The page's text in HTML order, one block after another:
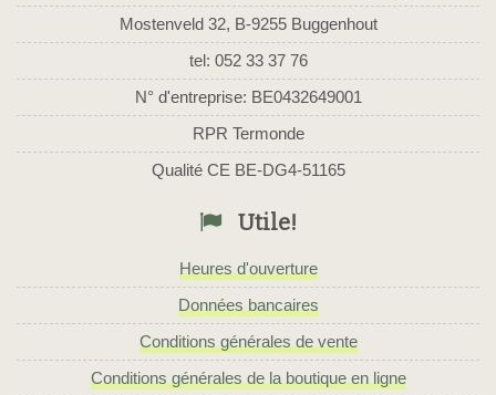
Mostenveld 32, B-9255 Buggenhout
tel: 052 33 37 76
N° d'entreprise: BE0432649001
RPR Termonde
Qualité CE BE-DG4-51165
Utile!
Heures d'ouverture
Données bancaires
Conditions générales de vente
Conditions générales de la boutique en ligne